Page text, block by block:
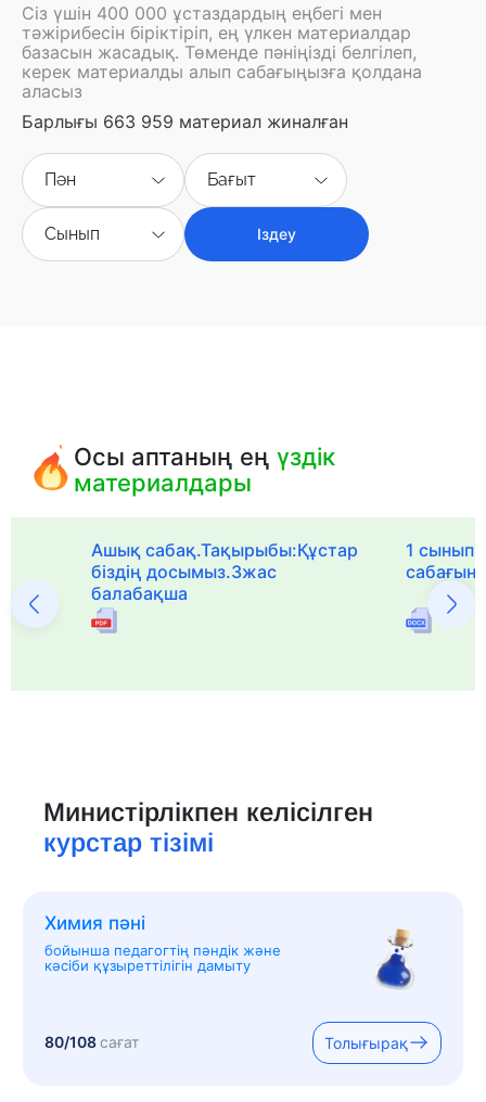
Сіз үшін 400 000 ұстаздардың еңбегі мен
тәжірибесін біріктіріп, ең үлкен материалдар
базасын жасадық. Төменде пәніңізді белгілеп,
керек материалды алып сабағыңызға қолдана
аласыз
Барлығы 663 959 материал жиналған
Пән Бағыт
Сынып Іздеу
Осы аптаның еңүздік
материалдары
Ашық сабақ.Тақырыбы:Құстар
біздің досымыз.3жас
балабақша
1
Министірлікпен келісілген
курстар тізімі
Химия пәні
бойынша педагогтің пәндік және
кәсіби құзыреттілігін дамыту
80/108сағат Толығырақ